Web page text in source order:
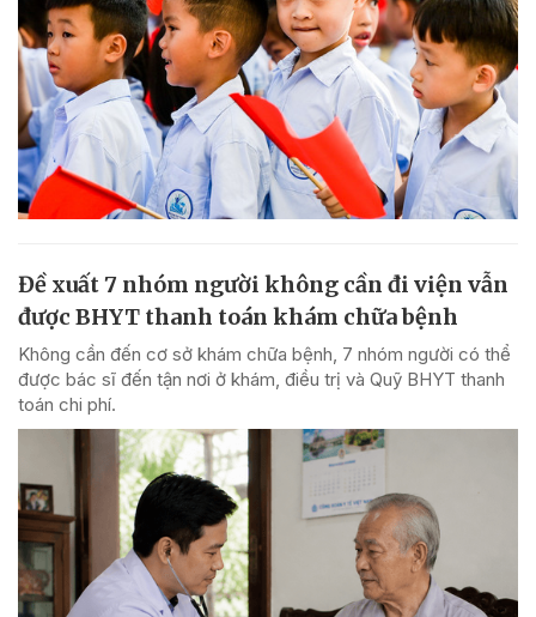
Đề xuất 7 nhóm người không cần đi viện vẫn
được BHYT thanh toán khám chữa bệnh
Không cần đến cơ sở khám chữa bệnh, 7 nhóm người có thể
được bác sĩ đến tận nơi ở khám, điều trị và Quỹ BHYT thanh
toán chi phí.